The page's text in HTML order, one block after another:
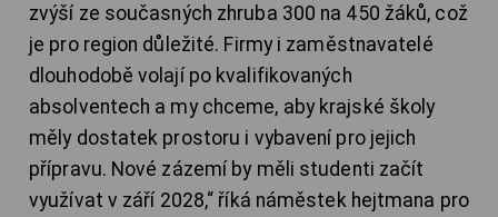
zvýší ze současných zhruba 300 na 450 žáků, což
je pro region důležité. Firmy i zaměstnavatelé
dlouhodobě volají po kvalifikovaných
absolventech a my chceme, aby krajské školy
měly dostatek prostoru i vybavení pro jejich
přípravu. Nové zázemí by měli studenti začít
využívat v září 2028,“ říká náměstek hejtmana pro